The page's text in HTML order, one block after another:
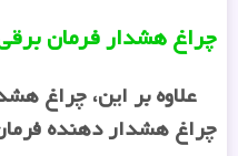
چراغ هشدار فرمان
علاوه بر این، چراغ
چراغ هشدار دهنده